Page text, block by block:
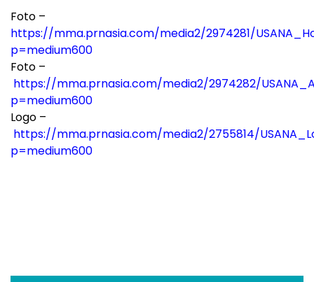
Foto –
https://mma.prnasia.com/media2/2974281/
p=medium600
Foto –
https://mma.prnasia.com/media2/2974282/
p=medium600
Logo –
https://mma.prnasia.com/media2/2755814/
p=medium600